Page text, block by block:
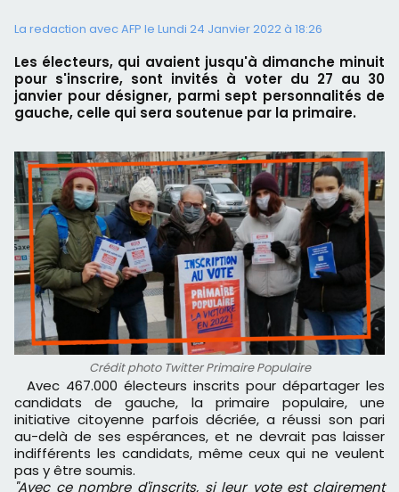
La redaction avec AFP le Lundi 24 Janvier 2022 à 18:26
Les électeurs, qui avaient jusqu'à dimanche minuit
pour s'inscrire, sont invités à voter du 27 au 30
janvier pour désigner, parmi sept personnalités de
gauche, celle qui sera soutenue par la primaire.
Crédit photo Twitter Primaire Populaire
Avec 467.000 électeurs inscrits pour départager les
candidats de gauche, la primaire populaire, une
initiative citoyenne parfois décriée, a réussi son pari
au-delà de ses espérances, et ne devrait pas laisser
indifférents les candidats, même ceux qui ne veulent
pas y être soumis.
"Avec ce nombre d'inscrits, si leur vote est clairement